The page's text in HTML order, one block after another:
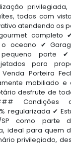
todas com
atendendo os
completo
oceano ✔
porte ✔
para
Porteira
mobiliado e
desfrute de
Condições
regularizada ✔
como parte
ideal para quem
privilegiado,